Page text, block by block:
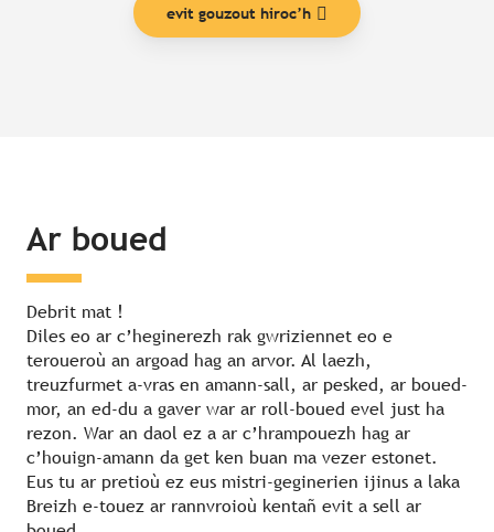
evit gouzout hiroc’h
Ar boued
Debrit mat !
Diles eo ar c’heginerezh rak gwriziennet eo e
teroueroù an argoad hag an arvor. Al laezh,
treuzfurmet a-vras en amann-sall, ar pesked, ar boued-
mor, an ed-du a gaver war ar roll-boued evel just ha
rezon. War an daol ez a ar c’hrampouezh hag ar
c’houign-amann da get ken buan ma vezer estonet.
Eus tu ar pretioù ez eus mistri-geginerien ijinus a laka
Breizh e-touez ar rannvroioù kentañ evit a sell ar